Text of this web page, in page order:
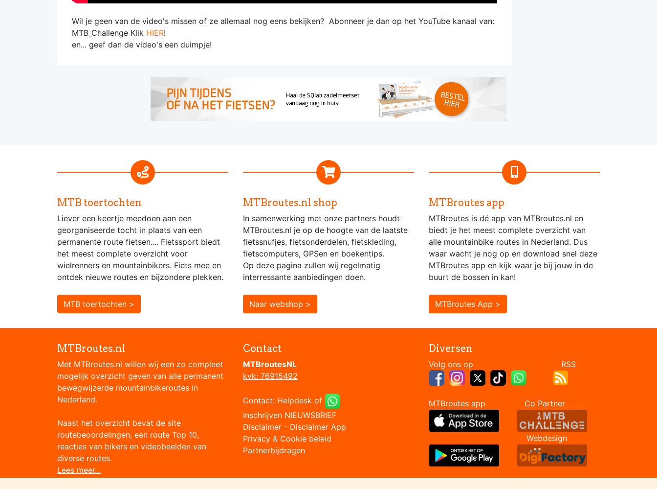
Wil je geen van de video's missen of ze allemaal nog eens bekijken? Abonneer je dan op het YouTube kanaal van:
MTB_Challenge Klik HIER!
en... geef dan de video's een duimpje!
MTB toertochten
Liever een keertje meedoen aan een
georganiseerde tocht in plaats van een
permanente route fietsen.... Fietssport biedt
het meest complete overzicht voor
wielrenners en mountainbikers. Fiets mee en
ontdek nieuwe routes en bijzondere plekken.
MTB toertochten >
MTBroutes.nl shop
In samenwerking met onze partners houdt
MTBroutes.nl je op de hoogte van de laatste
fietssnufjes, fietsonderdelen, fietskleding,
fietscomputers, GPSen en boekentips.
Op deze pagina zullen wij regelmatig
interressante aanbiedingen doen.
Naar webshop >
MTBroutes app
MTBroutes is dé app van MTBroutes.nl en
biedt je het meest complete overzicht van
alle mountainbike routes in Nederland. Dus
waar wacht je nog op en download snel deze
MTBroutes app en kijk waar je bij jouw in de
buurt de bossen in kan!
MTBroutes App >
MTBroutes.nl
Met MTBroutes.nl willen wij een zo compleet
mogelijk overzicht geven van alle permanent
bewegwijzerde mountainbikeroutes in
Nederland.
Naast het overzicht bevat de site
routebeoordelingen, een route Top 10,
reacties van bikers en videobeelden van
diverse routes.
Lees meer...
Contact
MTBroutesNL
kvk: 76915492
Contact: Helpdesk of
Inschrijven NIEUWSBRIEF
Disclaimer - Disclaimer App
Privacy & Cookie beleid
Partnerbijdragen
Diversen
Volg ons op RSS
MTBroutes app Co Partner
Webdesign